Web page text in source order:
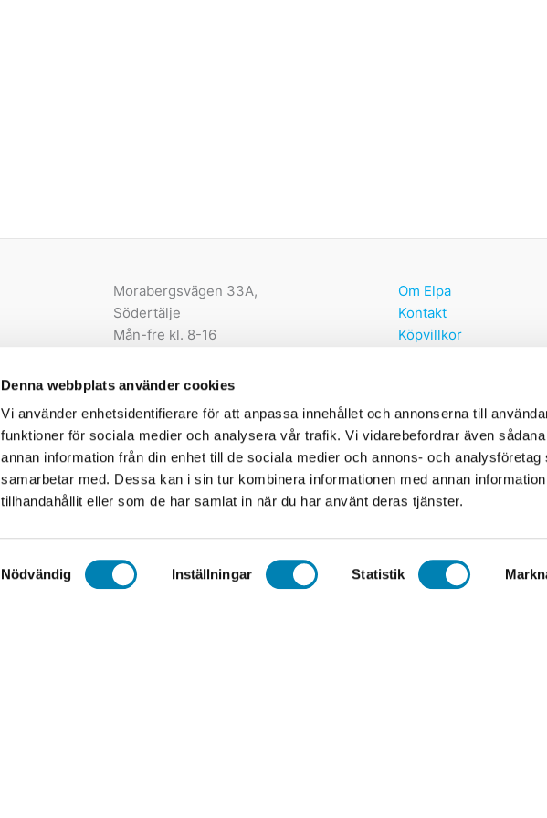
Denna webbplats använder cookies
Vi använder enhetsidentifierare för att anpassa innehållet och annonserna till
funktioner för sociala medier och analysera vår trafik. Vi vidarebefordrar även
annan information från din enhet till de sociala medier och annons- och analysföretag
samarbetar med. Dessa kan i sin tur kombinera informationen med annan
tillhandahållit eller som de har samlat in när du har använt deras tjänster.
Samtyckesval
Nödvändig Inställningar Statistik
Morabergsvägen 33A,
Södertälje
Mån-fre kl. 8-16
order@elpa.nu
Org.nr. 556602-3098
Om Elpa
Kontakt
Köpvillkor